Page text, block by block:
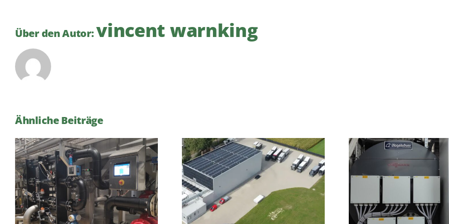
Über den Autor:vincent warnking
Ähnliche Beiträge
2023 2023 2022